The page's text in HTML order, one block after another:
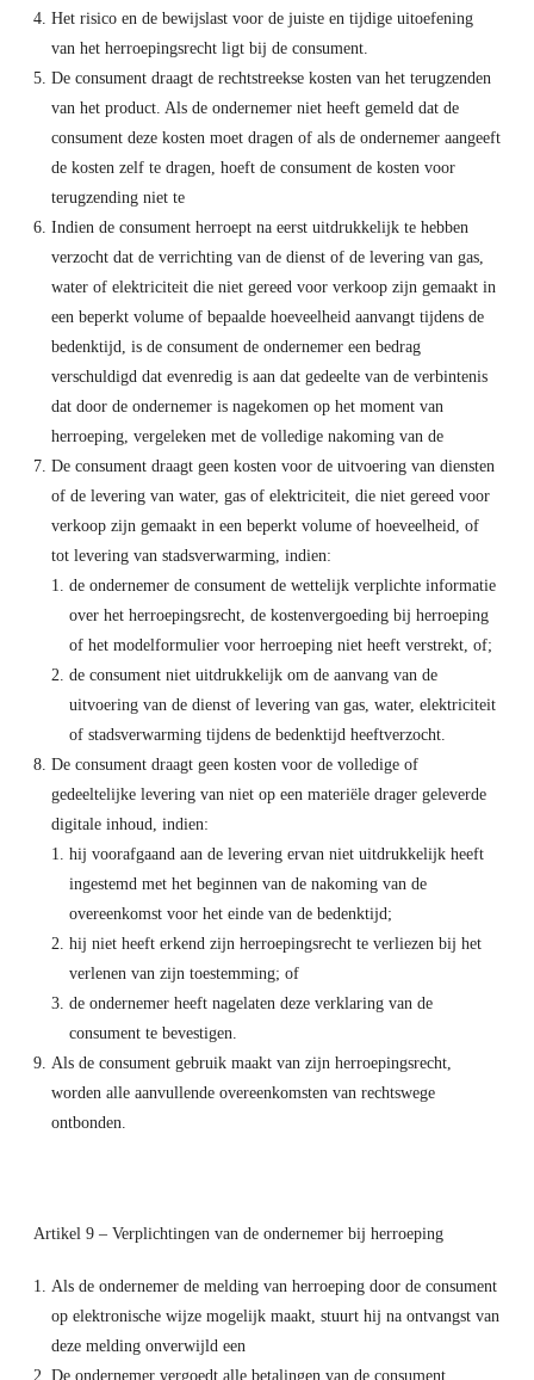
Het risico en de bewijslast voor de juiste en tijdige uitoefening
van het herroepingsrecht ligt bij de consument.
De consument draagt de rechtstreekse kosten van het terugzenden
van het product. Als de ondernemer niet heeft gemeld dat de
consument deze kosten moet dragen of als de ondernemer aangeeft
de kosten zelf te dragen, hoeft de consument de kosten voor
terugzending niet te
Indien de consument herroept na eerst uitdrukkelijk te hebben
verzocht dat de verrichting van de dienst of de levering van gas,
water of elektriciteit die niet gereed voor verkoop zijn gemaakt in
een beperkt volume of bepaalde hoeveelheid aanvangt tijdens de
bedenktijd, is de consument de ondernemer een bedrag
verschuldigd dat evenredig is aan dat gedeelte van de verbintenis
dat door de ondernemer is nagekomen op het moment van
herroeping, vergeleken met de volledige nakoming van de
De consument draagt geen kosten voor de uitvoering van diensten
of de levering van water, gas of elektriciteit, die niet gereed voor
verkoop zijn gemaakt in een beperkt volume of hoeveelheid, of
tot levering van stadsverwarming, indien:
de ondernemer de consument de wettelijk verplichte informatie
over het herroepingsrecht, de kostenvergoeding bij herroeping
of het modelformulier voor herroeping niet heeft verstrekt, of;
de consument niet uitdrukkelijk om de aanvang van de
uitvoering van de dienst of levering van gas, water, elektriciteit
of stadsverwarming tijdens de bedenktijd heeftverzocht.
De consument draagt geen kosten voor de volledige of
gedeeltelijke levering van niet op een materiële drager geleverde
digitale inhoud, indien:
hij voorafgaand aan de levering ervan niet uitdrukkelijk heeft
ingestemd met het beginnen van de nakoming van de
overeenkomst voor het einde van de bedenktijd;
hij niet heeft erkend zijn herroepingsrecht te verliezen bij het
verlenen van zijn toestemming; of
de ondernemer heeft nagelaten deze verklaring van de
consument te bevestigen.
Als de consument gebruik maakt van zijn herroepingsrecht,
worden alle aanvullende overeenkomsten van rechtswege
ontbonden.
Artikel 9 – Verplichtingen van de ondernemer bij herroeping
Als de ondernemer de melding van herroeping door de consument
op elektronische wijze mogelijk maakt, stuurt hij na ontvangst van
deze melding onverwijld een
De ondernemer vergoedt alle betalingen van de consument,